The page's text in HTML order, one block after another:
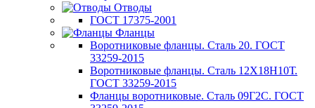
Отводы
ГОСТ 17375-2001
Фланцы
Воротниковые фланцы. Сталь 20. ГОСТ
33259-2015
Воротниковые фланцы. Сталь 12Х18Н10Т.
ГОСТ 33259-2015
Фланцы воротниковые. Сталь 09Г2С. ГОСТ